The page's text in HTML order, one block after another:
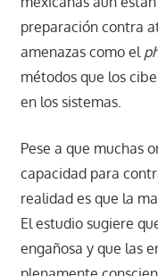
preparación contra
amenazas como el
métodos que los
en los sistemas.
Pese a que muchas
capacidad para
realidad es que la
El estudio sugiere
engañosa y que las